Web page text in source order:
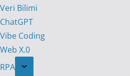
Veri Bilimi
ChatGPT
Vibe Coding
Web X.0
RPA